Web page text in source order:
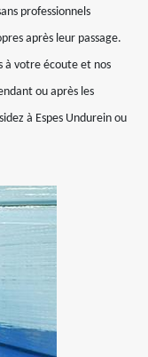
professionnels
après leur passage.
à votre écoute et nos
ou après les
à Espes Undurein ou